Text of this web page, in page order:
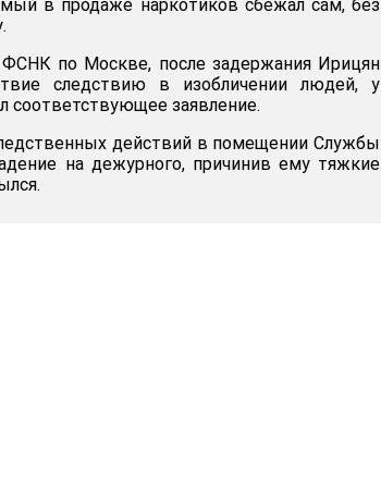
в продаже наркотиков сбежал сам, без
по Москве, после задержания Ирицян
следствию в изобличении людей, у
соответствующее заявление.
действий в помещении Службы
на дежурного, причинив ему тяжкие